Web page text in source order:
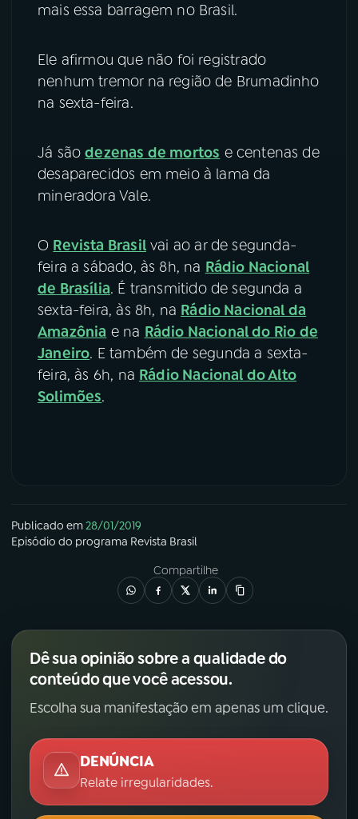
mais essa barragem no Brasil.
Ele afirmou que não foi registrado
nenhum tremor na região de Brumadinho
na sexta-feira.
Já sãodezenas de mortos e centenas de
desaparecidos em meio à lama da
mineradora Vale.
O Revista Brasilvai ao ar de segunda-
feira a sábado, às 8h, na Rádio Nacional
de Brasília. É transmitido de segunda a
sexta-feira, às 8h, na Rádio Nacional da
Amazônia e na Rádio Nacional do Rio de
Janeiro. E também de segunda a sexta-
feira, às 6h, na Rádio Nacional do Alto
Solimões.
Publicado em28/01/2019
Episódio do programa Revista Brasil
Compartilhe
Dê sua opinião sobre a qualidade do
conteúdo que você acessou.
Escolha sua manifestação em apenas um clique.
DENÚNCIA
Relate irregularidades.